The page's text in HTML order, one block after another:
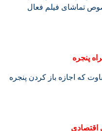
تماشای فیلم فعال
که اجازه باز کردن پنجره